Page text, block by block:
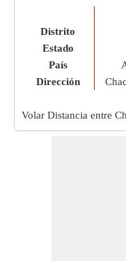
Distrito
Estado
País
Dirección
Volar Distancia entre